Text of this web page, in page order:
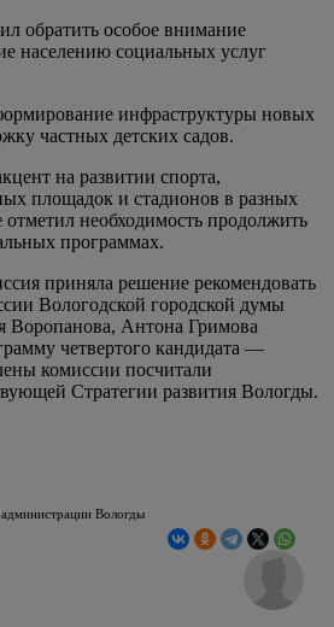
обратить особое внимание
населению социальных услуг
инфраструктуры новых
частных детских садов.
на развитии спорта,
площадок и стадионов в разных
отметил необходимость продолжить
программах.
приняла решение рекомендовать
Вологодской городской думы
Воропанова, Антона Гримова
четвертого кандидата —
комиссии посчитали
Стратегии развития Вологды.
Вологды